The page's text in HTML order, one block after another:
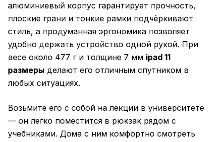
алюминиевый корпус гарантирует прочность,
плоские грани и тонкие рамки подчёркивают
стиль, а продуманная эргономика позволяет
удобно держать устройство одной рукой. При
весе около 477 г и толщине 7 мм ipad 11
размеры делают его отличным спутником в
любых ситуациях.
Возьмите его с собой на лекции в университете
— он легко поместится в рюкзак рядом с
учебниками. Дома с ним комфортно смотреть